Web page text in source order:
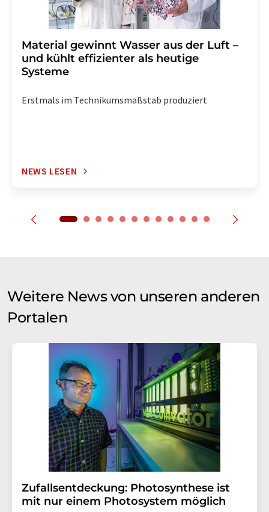
Material gewinnt Wasser aus der Luft –
und kühlt effizienter als heutige
Systeme
Erstmals im Technikumsmaßstab produziert
NEWS LESEN
Weitere News von unseren anderen
Portalen
Zufallsentdeckung: Photosynthese ist
mit nur einem Photosystem möglich